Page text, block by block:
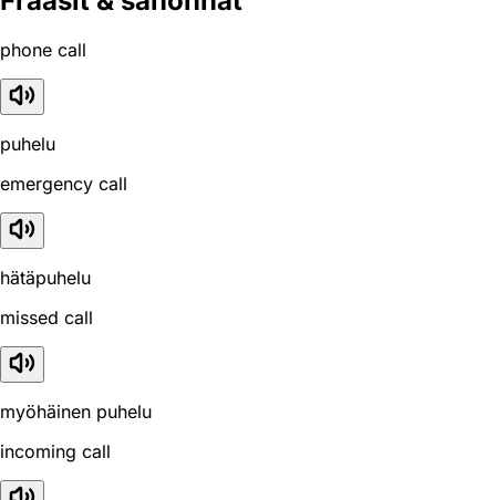
phone call
puhelu
emergency call
hätäpuhelu
missed call
myöhäinen puhelu
incoming call